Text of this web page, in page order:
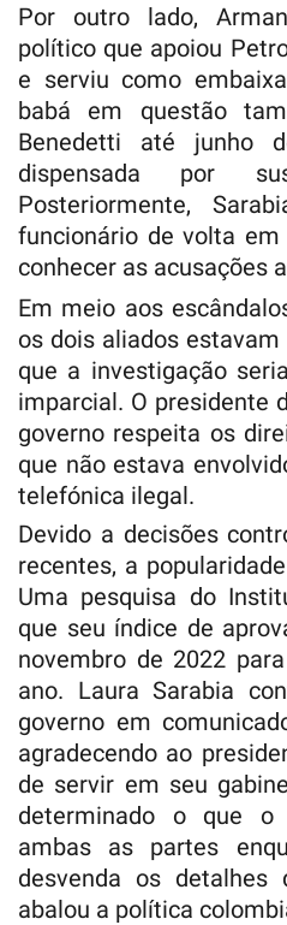
Por outro lado,
político que apoiou
e serviu como
babá em questão
Benedetti até junho
dispensada por
Posteriormente,
funcionário de volta
conhecer as acusações
Em meio aos
os dois aliados
que a investigação
imparcial. O presidente
governo respeita os
que não estava
telefónica ilegal.
Devido a decisões
recentes, a
Uma pesquisa do
que seu índice de
novembro de 2022
ano. Laura Sarabia
governo em
agradecendo ao
de servir em seu
determinado o que o
ambas as partes
desvenda os detalhes
abalou a política